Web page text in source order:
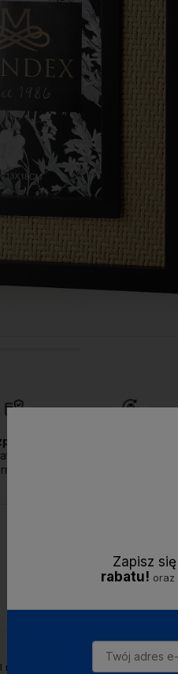
marki MONDEX. Wykonana z
Zapisz
rabatu! oraz